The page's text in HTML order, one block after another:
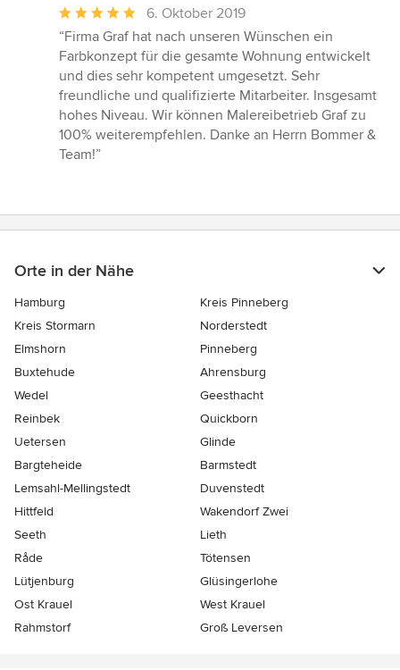
Durchschnittliche
Bewertung:
5
von
5
Sternen
6. Oktober 2019
“Firma Graf hat nach unseren Wünschen ein
Farbkonzept für die gesamte Wohnung entwickelt
und dies sehr kompetent umgesetzt. Sehr
freundliche und qualifizierte Mitarbeiter. Insgesamt
hohes Niveau. Wir können Malereibetrieb Graf zu
100% weiterempfehlen. Danke an Herrn Bommer &
Team!”
Orte in der Nähe
Hamburg
Kreis Pinneberg
Kreis Stormarn
Norderstedt
Elmshorn
Pinneberg
Buxtehude
Ahrensburg
Wedel
Geesthacht
Reinbek
Quickborn
Uetersen
Glinde
Bargteheide
Barmstedt
Lemsahl-Mellingstedt
Duvenstedt
Hittfeld
Wakendorf Zwei
Seeth
Lieth
Råde
Tötensen
Lütjenburg
Glüsingerlohe
Ost Krauel
West Krauel
Rahmstorf
Groß Leversen